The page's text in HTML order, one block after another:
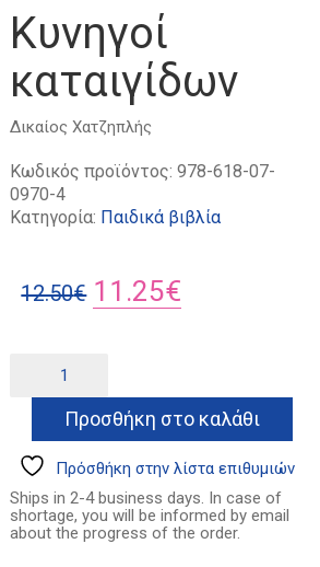
Κυνηγοί
καταιγίδων
Δικαίος Χατζηπλής
Κωδικός προϊόντος:978-618-07-
0970-4
Κατηγορία: Παιδικά βιβλία
12.50€ Original
12.50€.
11.25€
είναι:
11.25€.
καταιγίδων
ποσότητα
Προσθήκη στο καλάθι
Πρόσθήκη στην λίστα επιθυμιών
Ships in 2-4 business days. In case of
shortage, you will be informed by email
about the progress of the order.